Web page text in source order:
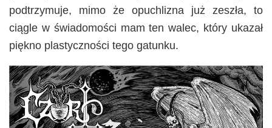
podtrzymuje, mimo że opuchlizna już zeszła, to
ciągle w świadomości mam ten walec, który ukazał
piękno plastyczności tego gatunku.